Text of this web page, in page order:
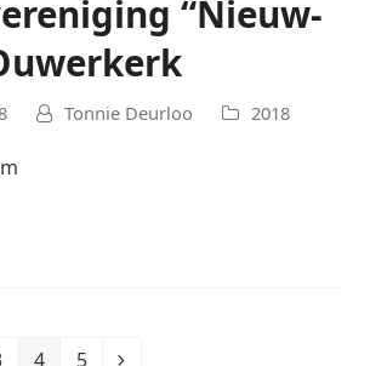
“Nieuw-
Tonnie Deurloo 2018
4 5